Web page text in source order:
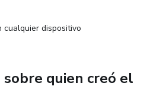
cualquier dispositivo
quien creó el